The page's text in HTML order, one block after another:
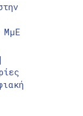
ΜμΕ